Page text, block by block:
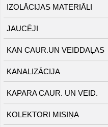
IZOLĀCIJAS MATERIĀLI
JAUCĒJI
KAN CAUR.UN VEIDDAĻAS
KANALIZĀCIJA
KAPARA CAUR. UN VEID.
KOLEKTORI MISIŅA